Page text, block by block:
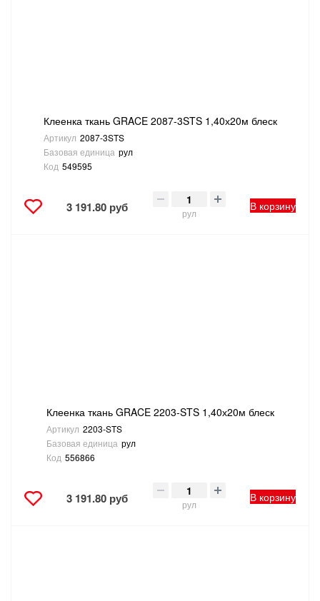
Клеенка ткань GRACE 2087-3STS 1,40х20м блеск
Артикул 2087-3STS
Базовая единица рул
Код 549595
3 191.80 руб рул
В корзину
Клеенка ткань GRACE 2203-STS 1,40х20м блеск
Артикул 2203-STS
Базовая единица рул
Код 556866
3 191.80 руб рул
В корзину